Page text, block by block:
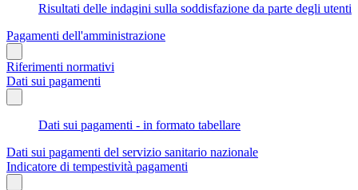
Risultati delle indagini sulla soddisfazione da parte degli utenti
Pagamenti dell'amministrazione
Riferimenti normativi
Dati sui pagamenti
Dati sui pagamenti - in formato tabellare
Dati sui pagamenti del servizio sanitario nazionale
Indicatore di tempestività pagamenti